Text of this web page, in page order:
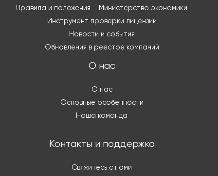
Правила и положения – Министерство экономики
Инструмент проверки лицензии
Новости и события
Обновления в реестре компаний
О нас
О нас
Основные особенности
Наша команда
Контакты и поддержка
Свяжитесь с нами